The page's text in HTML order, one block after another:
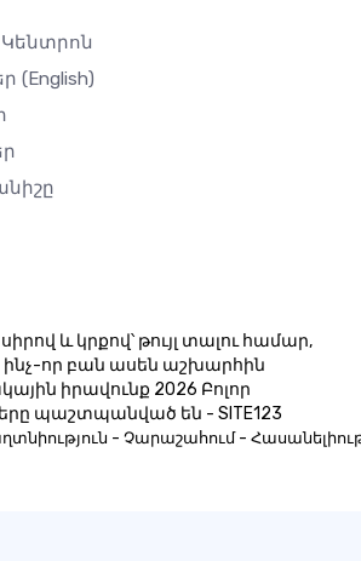
(English)
և կրքով՝ թույլ տալու համար,
ինչ-որ բան ասեն աշխարհին
իրավունք 2026 Բոլոր
պաշտպանված են - SITE123
- Չարաշահում-